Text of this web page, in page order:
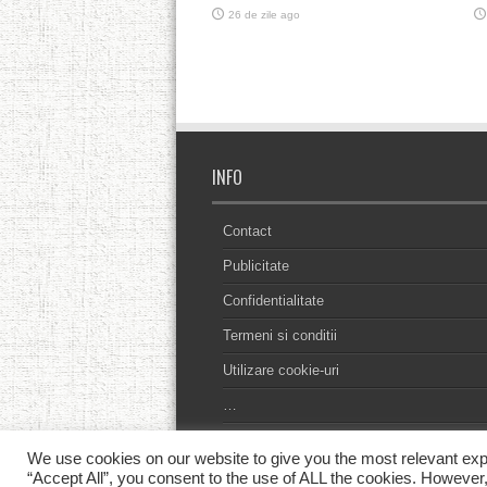
educative
INFO
Contact
Publicitate
Confidentialitate
Termeni si conditii
Utilizare cookie-uri
…
© Copyright 2013 - 2026, Toate drepturile
We use cookies on our website to give you the most relevant
“Accept All”, you consent to the use of ALL the cookies.